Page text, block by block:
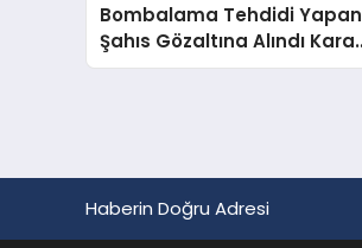
Bombalama Tehdidi Yapan
Şahıs Gözaltına Alındı Kara
Güneş Sembolü Çıktı
Haberin Doğru Adresi